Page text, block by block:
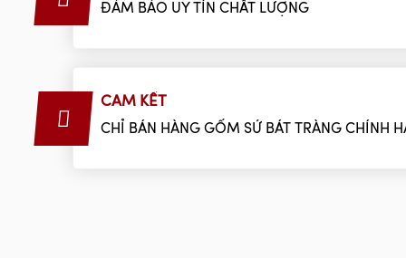
ĐẢM BẢO UY TÍN CHẤT LƯỢNG
CAM KẾT
CHỈ BÁN HÀNG GỐM SỨ BÁT TRÀNG CHÍNH